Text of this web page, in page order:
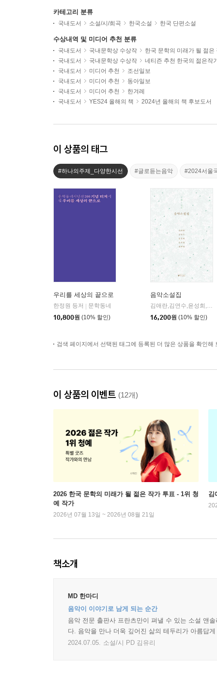
카테고리 분류
국내도서 소설/시/희곡 한국소설 한국 단편소설
수상내역 및 미디어 추천 분류
국내도서 국내문학상 수상작
한국 문학의 미래가 될 젊은
국내도서
국내문학상 수상작
네티즌 추천 한국의 젊은작
국내도서
미디어 추천
조선일보
국내도서
미디어 추천
동아일보
국내도서
미디어 추천
한겨레
국내도서
YES24 올해의 책 2024년 올해의 책 후보도서
이 상품의 태그
#하나의주제_다양한시선 #글로듣는음악 #2024서울
우리를 세상의 끝으로
한정원 등저
문학동네
10,800원 (10% 할인)
음악소설집
김애란,김연수,윤성희,은희경,편혜영 저
16,200원 (10% 할인)
검색 페이지에서 선택된 태그에 등록된 더 많은 상품을 확인해
이 상품의 이벤트 (12개)
2026 한국 문학의 미래가 될 젊은 작가 투표 - 1위 청
예 작가
2026년 07월 13일 ~ 2026년 08월 21일
김
책소개
MD 한마디
음악이 이야기로 남게 되는 순간
음악 전문 출판사 프란츠만이 펴낼 수 있는 소설 앤
다. 음악을 만나 더욱 깊어진 삶의 테두리가 아름답
2024.07.05. 소설/시 PD 김유리